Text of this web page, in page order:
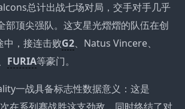
总计出战七场对局，交手对手几乎
部顶尖强队。这支星光熠熠的队伍在创
中，接连击败G2、Natus Vincere、
FURIA等豪门。
一战具备标志性数据意义：这是